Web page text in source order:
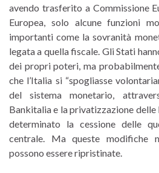
avendo trasferito a Commissione
Europea, solo alcune funzioni
importanti come la sovranità
legata a quella fiscale. Gli Stati
dei propri poteri, ma
che l’Italia si “spogliasse
del sistema monetario,
Bankitalia e la privatizzazione delle
determinato la cessione delle
centrale. Ma queste modifiche
possono essere ripristinate.